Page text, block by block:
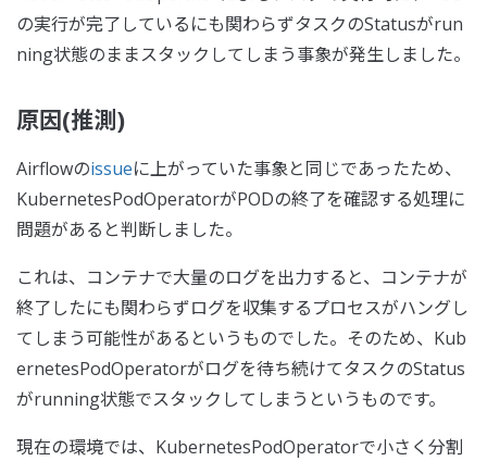
の実行が完了しているにも関わらずタスクのStatusがrun
ning状態のままスタックしてしまう事象が発生しました。
原因(推測)
Airflowのissueに上がっていた事象と同じであったため、
KubernetesPodOperatorがPODの終了を確認する処理に
問題があると判断しました。
これは、コンテナで大量のログを出力すると、コンテナが
終了したにも関わらずログを収集するプロセスがハングし
てしまう可能性があるというものでした。そのため、Kub
ernetesPodOperatorがログを待ち続けてタスクのStatus
がrunning状態でスタックしてしまうというものです。
現在の環境では、KubernetesPodOperatorで小さく分割